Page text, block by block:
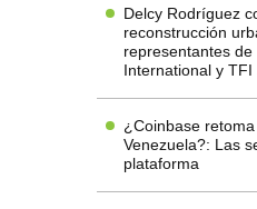
Delcy Rodríguez
reconstrucción
representantes de
International y TFI
¿Coinbase
Venezuela?: Las
plataforma